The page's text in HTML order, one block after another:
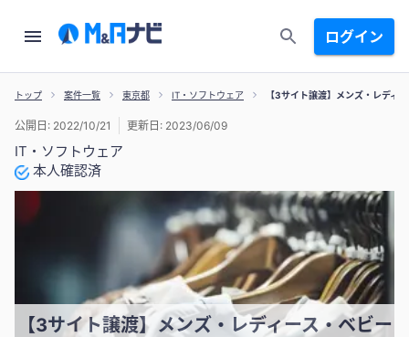
ログイン
トップ 案件一覧 東京都 IT・ソフトウェア 【3サイト譲渡】メンズ・レディ
IT・ソフトウェア
本人確認済
公開日: 2022/10/21 更新日: 2023/06/09
【3サイト譲渡】メンズ・レディース・ベビー